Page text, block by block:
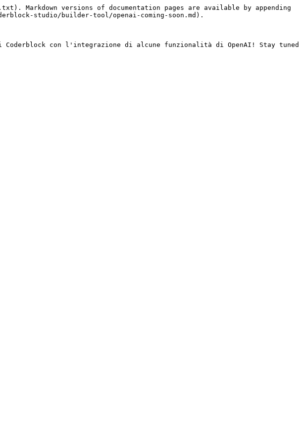
Markdown versions of documentation pages are available by appending
studio/builder-tool/openai-coming-soon.md).
con l'integrazione di alcune funzionalità di OpenAI! Stay tuned